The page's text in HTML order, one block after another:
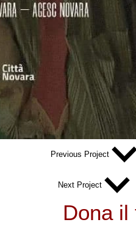
Previous Project
Next Project
Dona il